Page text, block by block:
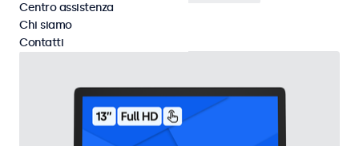
Cancella i filtri
Centro assistenza
Chi siamo
Contatti